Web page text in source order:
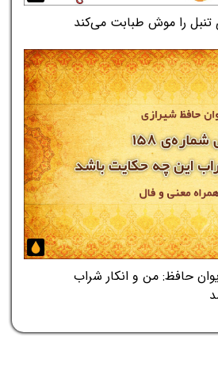
تنبل را موش طبابت می‌کند
شماره‌ی ۱۵۸ دیوان حافظ: من و انکار شراب